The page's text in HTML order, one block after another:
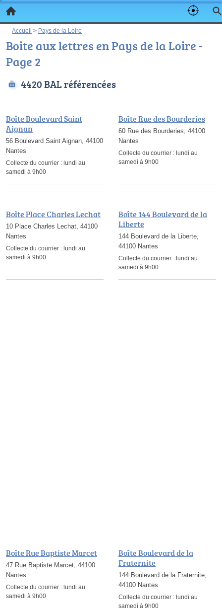
Accueil > Pays de la Loire
Boite aux lettres en Pays de la Loire -
Page 2
4420 BAL référencées
Boîte Boulevard Saint
Aignan
56 Boulevard Saint Aignan, 44100
Nantes
Collecte du courrier : lundi au
samedi à 9h00
Boîte Rue des Bourderies
60 Rue des Bourderies, 44100
Nantes
Collecte du courrier : lundi au
samedi à 9h00
Boîte Place Charles Lechat
10 Place Charles Lechat, 44100
Nantes
Collecte du courrier : lundi au
samedi à 9h00
Boîte 144 Boulevard de la
Liberte
144 Boulevard de la Liberte,
44100 Nantes
Collecte du courrier : lundi au
samedi à 9h00
Boîte Rue Baptiste Marcet
47 Rue Baptiste Marcet, 44100
Nantes
Collecte du courrier : lundi au
samedi à 9h00
Boîte Boulevard de la
Fraternite
144 Boulevard de la Fraternite,
44100 Nantes
Collecte du courrier : lundi au
samedi à 9h00